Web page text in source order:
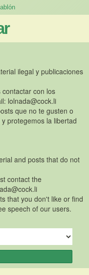
ilegal y publicaciones
con los
lolnada@cock.li
que no te gusten o
protegemos la libertad
and posts that do not
contact the
that you don't like or find
speech of our users.